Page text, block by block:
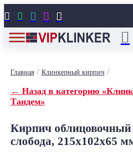
    
Главная/ Клинкерный кирпич/
← Назад в категорию
Тандем»
Кирпич
слобода, 215x102x65